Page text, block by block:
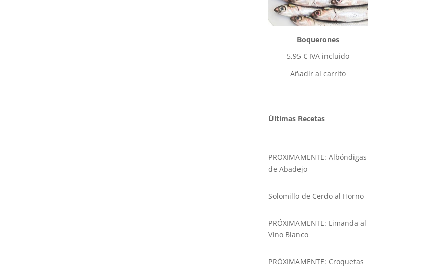
Boquerones
5,95 € IVA incluido
Añadir al carrito
Últimas Recetas
PROXIMAMENTE: Albóndigas
de Abadejo
Solomillo de Cerdo al Horno
PRÓXIMAMENTE: Limanda al
Vino Blanco
PRÓXIMAMENTE: Croquetas